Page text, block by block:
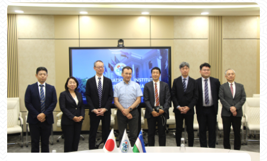
партнерство и перспективы его дальнейшего
развития».